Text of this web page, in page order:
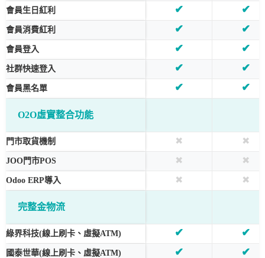
會員生日紅利 ✔ ✔
會員消費紅利 ✔ ✔
會員登入 ✔ ✔
社群快速登入 ✔ ✔
會員黑名單 ✔ ✔
O2O虛實整合功能
門市取貨機制 ✖ ✖
JOO門市POS ✖ ✖
Odoo ERP導入 ✖ ✖
完整金物流
綠界科技(線上刷卡、虛擬ATM) ✔ ✔
國泰世華(線上刷卡、虛擬ATM) ✔ ✔